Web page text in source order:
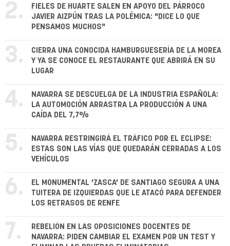
2.
FIELES DE HUARTE SALEN EN APOYO DEL PÁRROCO
JAVIER AIZPÚN TRAS LA POLÉMICA: "DICE LO QUE
PENSAMOS MUCHOS"
3.
CIERRA UNA CONOCIDA HAMBURGUESERÍA DE LA MOREA
Y YA SE CONOCE EL RESTAURANTE QUE ABRIRÁ EN SU
LUGAR
4.
NAVARRA SE DESCUELGA DE LA INDUSTRIA ESPAÑOLA:
LA AUTOMOCIÓN ARRASTRA LA PRODUCCIÓN A UNA
CAÍDA DEL 7,7%
5.
NAVARRA RESTRINGIRÁ EL TRÁFICO POR EL ECLIPSE:
ESTAS SON LAS VÍAS QUE QUEDARÁN CERRADAS A LOS
VEHÍCULOS
6.
EL MONUMENTAL 'ZASCA' DE SANTIAGO SEGURA A UNA
TUITERA DE IZQUIERDAS QUE LE ATACÓ PARA DEFENDER
LOS RETRASOS DE RENFE
7.
REBELIÓN EN LAS OPOSICIONES DOCENTES DE
NAVARRA: PIDEN CAMBIAR EL EXAMEN POR UN TEST Y